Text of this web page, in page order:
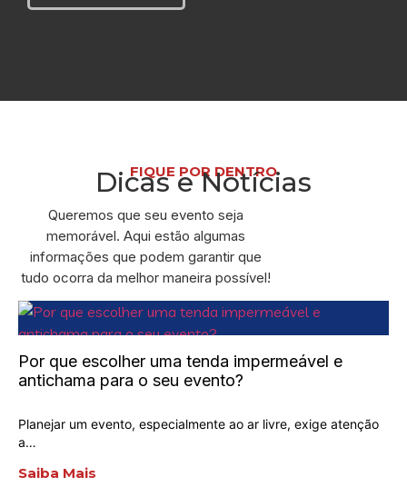
FIQUE POR DENTRO
Dicas e Notícias
Queremos que seu evento seja
memorável. Aqui estão algumas
informações que podem garantir que
tudo ocorra da melhor maneira possível!
Por que escolher uma tenda impermeável e
antichama para o seu evento?
Planejar um evento, especialmente ao ar livre, exige atenção
a…
Saiba Mais